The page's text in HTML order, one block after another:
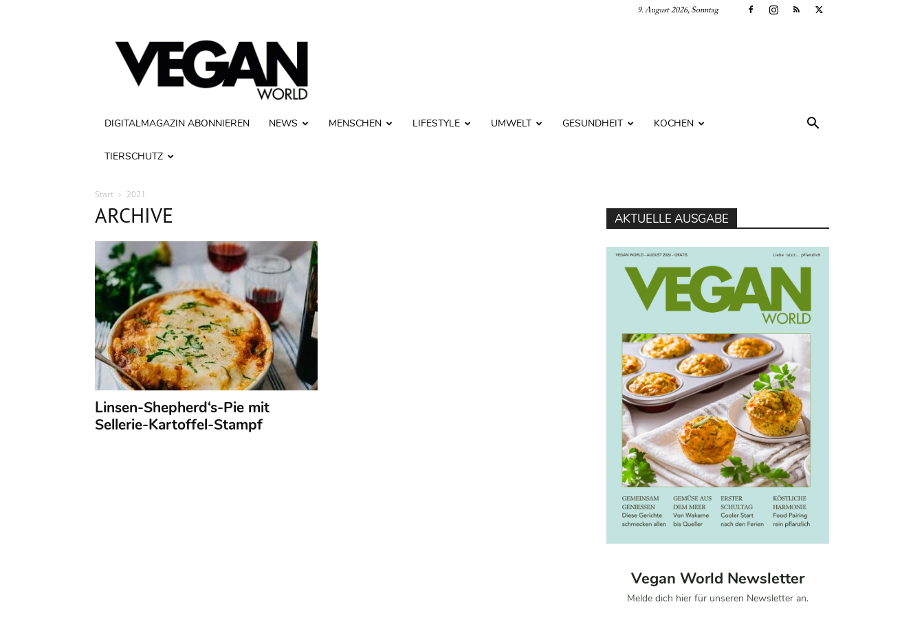
9. August 2026, Sonntag
Vegan
World
DIGITALMAGAZIN ABONNIEREN NEWS MENSCHEN LIFESTYLE UMWELT GESUNDHEIT KOCHEN
TIERSCHUTZ
Start 2021
ARCHIVE
Linsen-Shepherd‘s-Pie mit
Sellerie-Kartoffel-Stampf
AKTUELLE AUSGABE
Vegan World Newsletter
Melde dich hier für unseren Newsletter an.